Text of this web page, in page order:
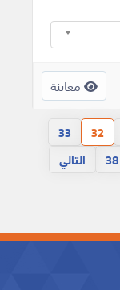
معاينة
32
33
38 التالي